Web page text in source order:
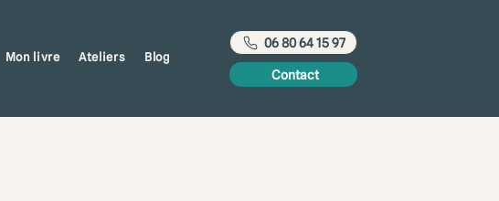
Mon livre Ateliers Blog
06 80 64 15 97
Contact